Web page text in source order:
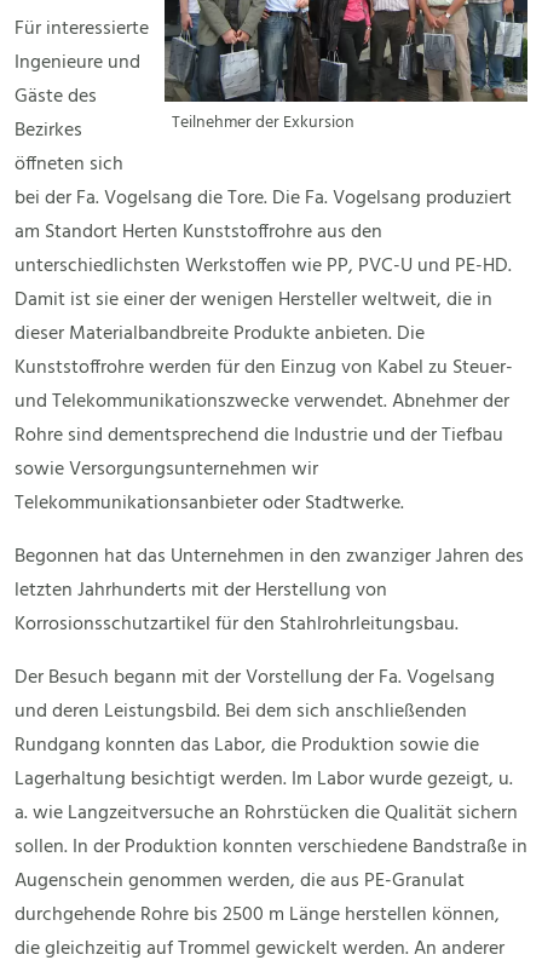
Teilnehmer der Exkursion
Für interessierte
Ingenieure und
Gäste des
Bezirkes
öffneten sich
bei der Fa. Vogelsang die Tore. Die Fa. Vogelsang produziert
am Standort Herten Kunststoffrohre aus den
unterschiedlichsten Werkstoffen wie PP, PVC-U und PE-HD.
Damit ist sie einer der wenigen Hersteller weltweit, die in
dieser Materialbandbreite Produkte anbieten. Die
Kunststoffrohre werden für den Einzug von Kabel zu Steuer-
und Telekommunikationszwecke verwendet. Abnehmer der
Rohre sind dementsprechend die Industrie und der Tiefbau
sowie Versorgungsunternehmen wir
Telekommunikationsanbieter oder Stadtwerke.
Begonnen hat das Unternehmen in den zwanziger Jahren des
letzten Jahrhunderts mit der Herstellung von
Korrosionsschutzartikel für den Stahlrohrleitungsbau.
Der Besuch begann mit der Vorstellung der Fa. Vogelsang
und deren Leistungsbild. Bei dem sich anschließenden
Rundgang konnten das Labor, die Produktion sowie die
Lagerhaltung besichtigt werden. Im Labor wurde gezeigt, u.
a. wie Langzeitversuche an Rohrstücken die Qualität sichern
sollen. In der Produktion konnten verschiedene Bandstraße in
Augenschein genommen werden, die aus PE-Granulat
durchgehende Rohre bis 2500 m Länge herstellen können,
die gleichzeitig auf Trommel gewickelt werden. An anderer